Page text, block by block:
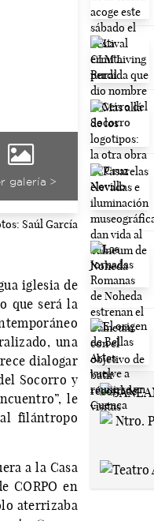
galería >
Saúl García
iglesia de
que será la
una
dialogar
Socorro y
le
filántropo
a la Casa
CORPO en
aterrizaba